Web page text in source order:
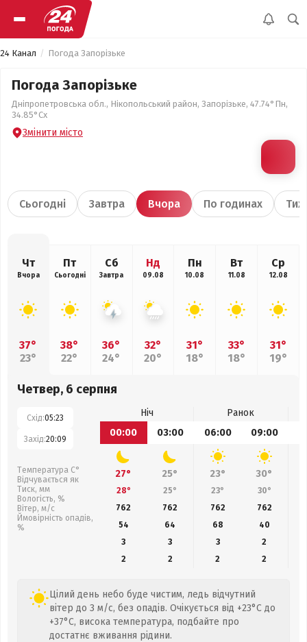
24 Канал Погода Запорізьке
Погода Запорізьке
Дніпропетровська обл., Нікопольський район, Запорізьке, 47.74°Пн,
34.85°Сх
Змінити місто
Сьогодні Завтра Вчора По годинах
Чт
Вчора
37°
23°
Пт
Сьогодні
38°
22°
Сб
Завтра
36°
24°
Нд
09.08
32°
20°
Пн
10.08
31°
18°
Вт
11.08
33°
18°
Ср
12.08
31°
19°
Четвер, 6 серпня
Схід:05:23
Захід:20:09
Температура С°
Відчувається як
Тиск, мм
Вологість, %
Вітер, м/с
Ймовірність опадів,
%
Ніч
Ранок
00:00
03:00 06:00 09:00
27° 25° 23° 30°
28° 25° 23° 30°
762
762 762 762
54
64 68 40
3
3 3
2
2
2 2 2
Цілий день небо буде чистим, ледь відчутний
вітер до 3 м/с, без опадів. Очікується від +23°C до
+37°C, висока температура, подбайте про
достатнє вживання рідини.